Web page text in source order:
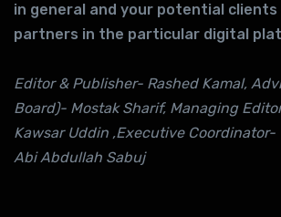
in general and your potential clients
partners in the particular digital
Editor & Publisher- Rashed Kamal,
Board)- Mostak Sharif, Managing
Kawsar Uddin ,Executive Coordinator-
Abi Abdullah Sabuj